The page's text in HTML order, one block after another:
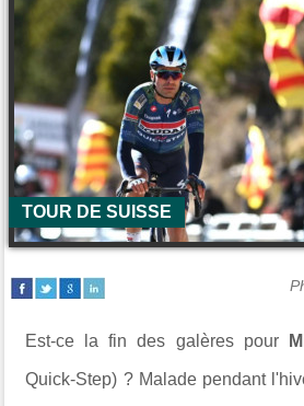
TOUR DE SUISSE
Est-ce la fin des galères pour
Quick-Step) ? Malade pendant